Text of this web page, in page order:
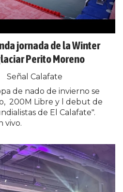
jornada de la Winter
Perito Moreno
Señal Calafate
de nado de invierno se
200M Libre y l debut de
de El Calafate".
vivo.